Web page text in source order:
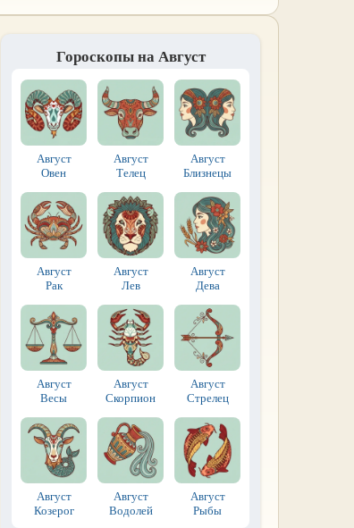
Гороскопы на Август
Август
Овен
Август
Телец
Август
Близнецы
Август
Рак
Август
Лев
Август
Дева
Август
Весы
Август
Скорпион
Август
Стрелец
Август
Козерог
Август
Водолей
Август
Рыбы